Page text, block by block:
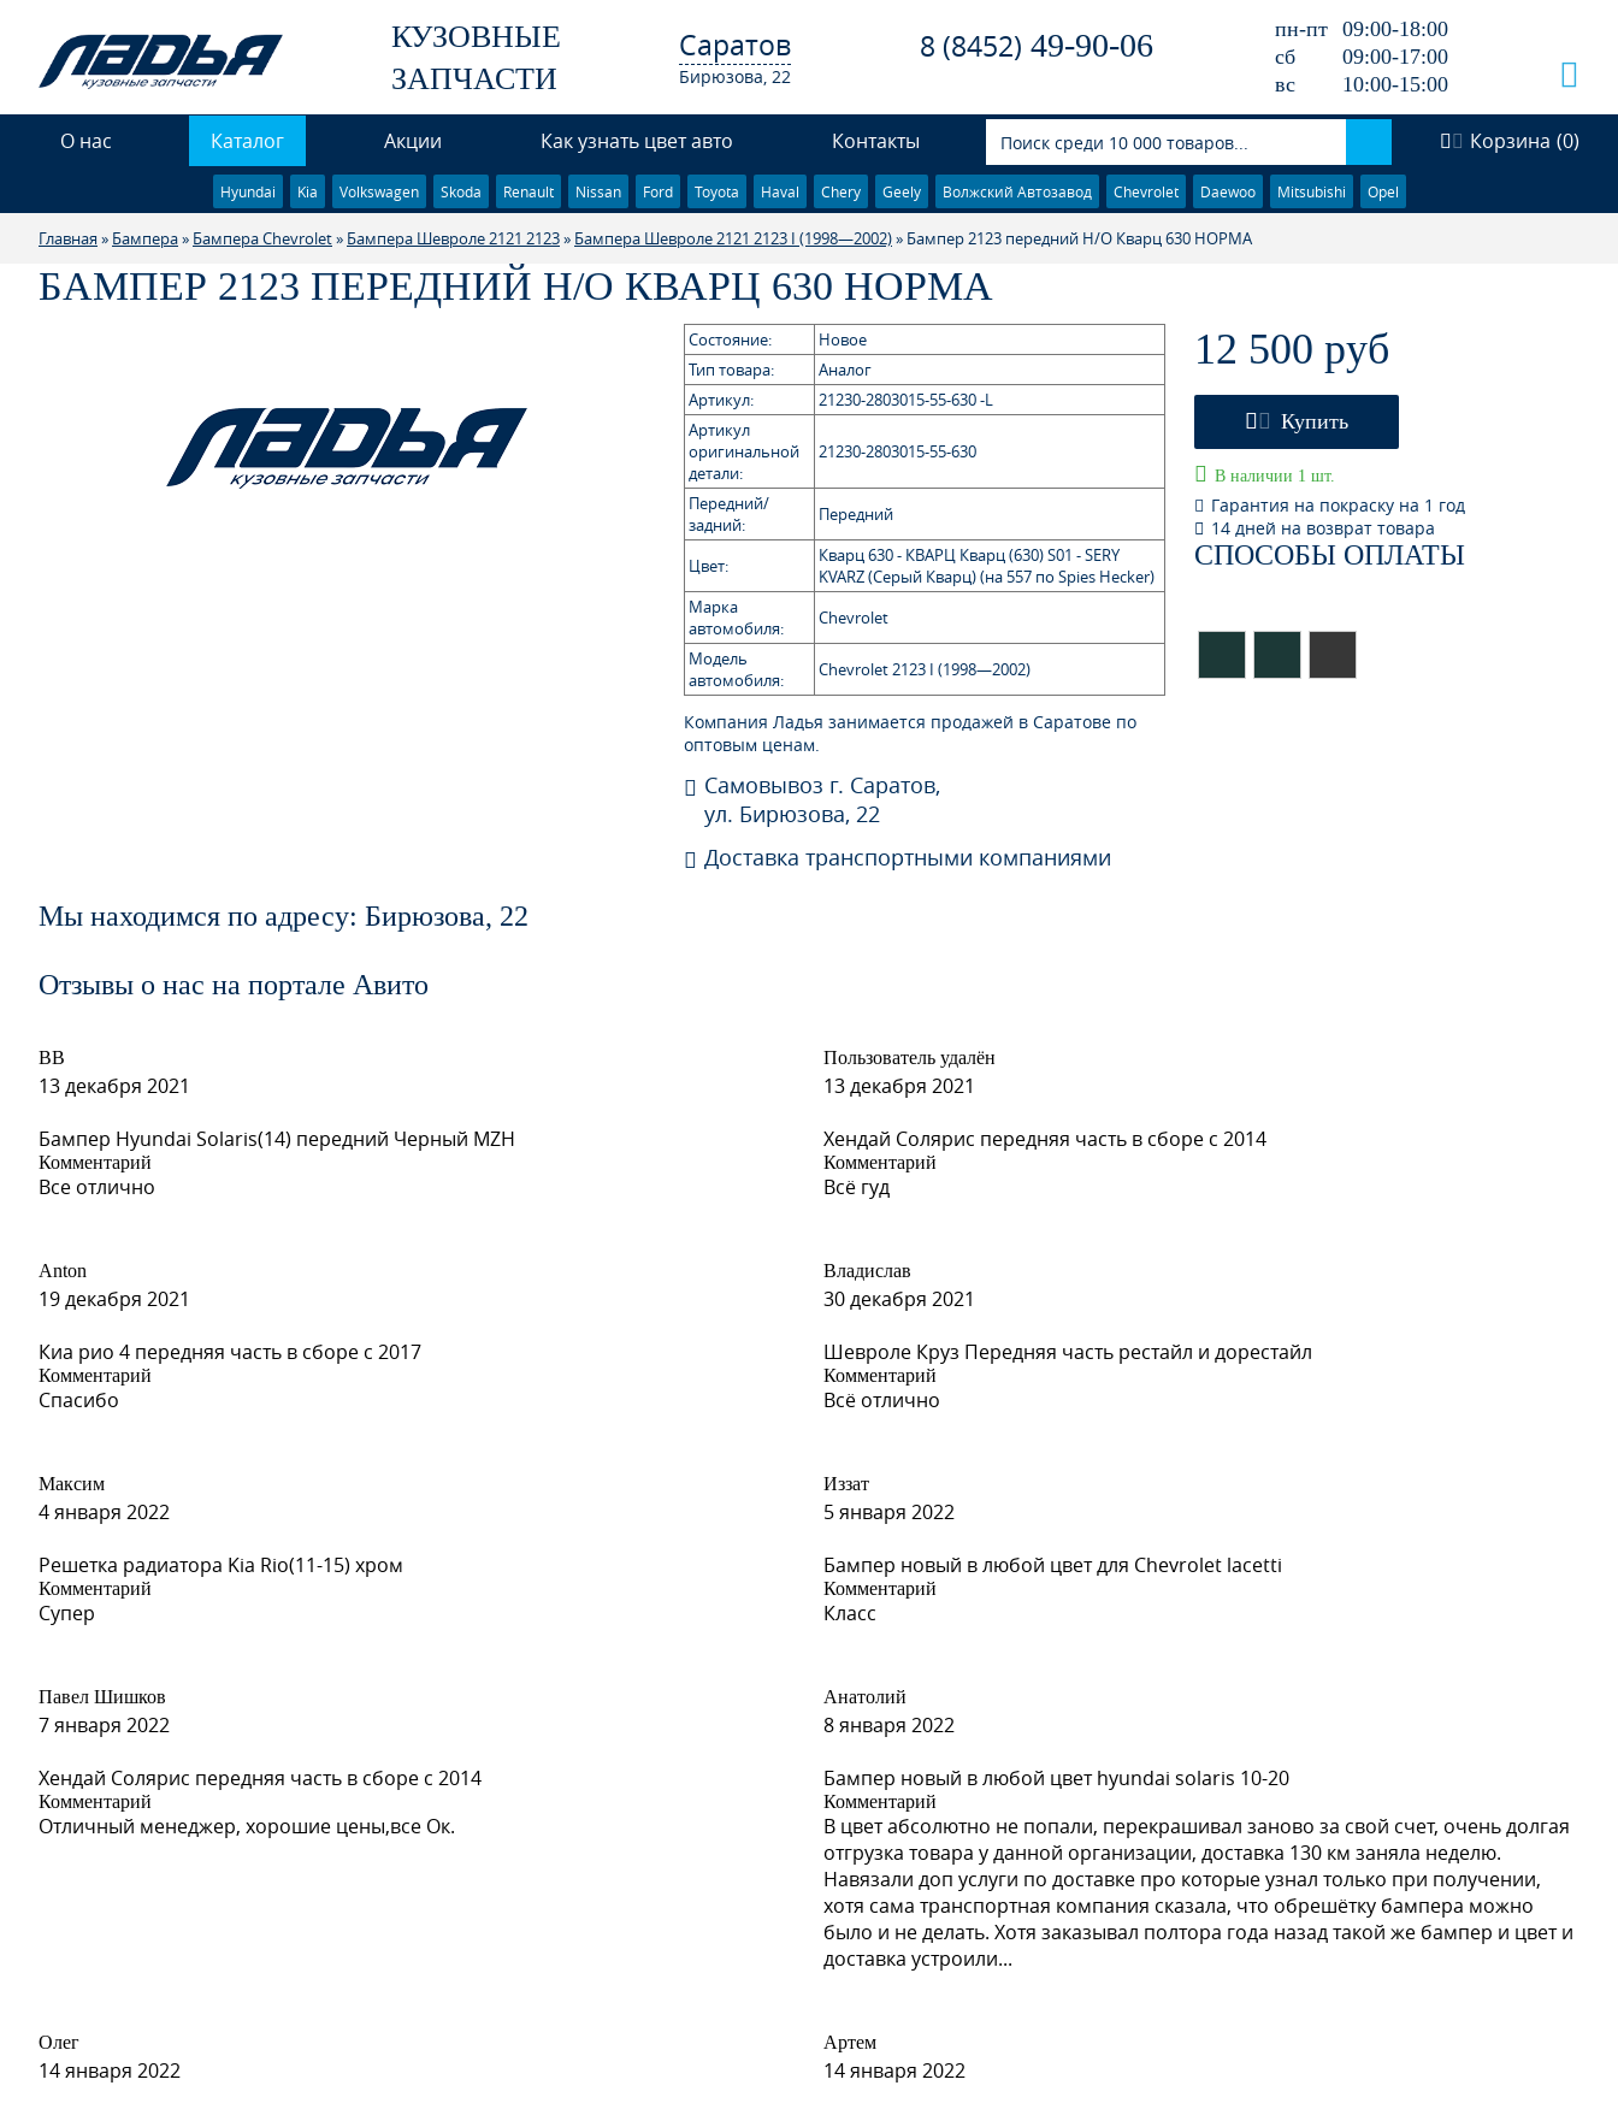
КУЗОВНЫЕ
ЗАПЧАСТИ
Саратов
Бирюзова, 22
8 (8452) 49-90-06 пн-пт 09:00-18:00
сб
09:00-17:00
вс
10:00-15:00
О нас Каталог Акции Как узнать цвет авто Контакты Корзина (0)
Hyundai Kia Volkswagen Skoda Renault Nissan Ford Toyota Haval Chery Geely Волжский Автозавод Chevrolet Daewoo Mitsubishi Opel
Главная » Бампера» Бампера Chevrolet» Бампера Шевроле 2121 2123» Бампера Шевроле 2121 2123 I (1998—2002)» Бампер 2123 передний Н/О Кварц 630 НОРМА
БАМПЕР 2123 ПЕРЕДНИЙ Н/О КВАРЦ 630 НОРМА
Состояние:
Новое
Тип товара:
Аналог
Артикул:
21230-2803015-55-630 -L
Артикул
оригинальной
детали:
21230-2803015-55-630
Передний/
задний:
Передний
Цвет:
Кварц 630 - КВАРЦ Кварц (630) S01 - SERY
KVARZ (Серый Кварц) (на 557 по Spies Hecker)
Марка
автомобиля:
Chevrolet
Модель
автомобиля:
Chevrolet 2123 I (1998—2002)
Компания Ладья занимается продажей в Саратове по
оптовым ценам.
Самовывоз г. Саратов,
ул. Бирюзова, 22
Доставка транспортными компаниями
12 500 руб
Купить
В наличии 1 шт.
Гарантия на покраску на 1 год
14 дней на возврат товара
СПОСОБЫ ОПЛАТЫ
Мы находимся по адресу: Бирюзова, 22
Отзывы о нас на портале Авито
ВВ
13 декабря 2021
Бампер Hyundai Solaris(14) передний Черный MZH
Комментарий
Все отлично
Пользователь удалён
13 декабря 2021
Хендай Солярис передняя часть в сборе с 2014
Комментарий
Всё гуд
Anton
19 декабря 2021
Киа рио 4 передняя часть в сборе с 2017
Комментарий
Спасибо
Владислав
30 декабря 2021
Шевроле Круз Передняя часть рестайл и дорестайл
Комментарий
Всё отлично
Максим
4 января 2022
Решетка радиатора Kia Rio(11-15) хром
Комментарий
Супер
Иззат
5 января 2022
Бампер новый в любой цвет для Chevrolet lacetti
Комментарий
Класс
Павел Шишков
7 января 2022
Хендай Солярис передняя часть в сборе с 2014
Комментарий
Отличный менеджер, хорошие цены,все Ок.
Анатолий
8 января 2022
Бампер новый в любой цвет hyundai solaris 10-20
Комментарий
В цвет абсолютно не попали, перекрашивал заново за свой счет, очень долгая
отгрузка товара у данной организации, доставка 130 км заняла неделю.
Навязали доп услуги по доставке про которые узнал только при получении,
хотя сама транспортная компания сказала, что обрешётку бампера можно
было и не делать. Хотя заказывал полтора года назад такой же бампер и цвет и
доставка устроили...
Олег
14 января 2022
Артем
14 января 2022